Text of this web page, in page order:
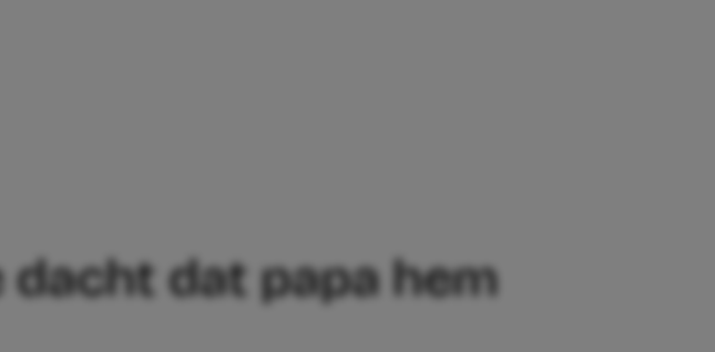
dacht dat papa hem